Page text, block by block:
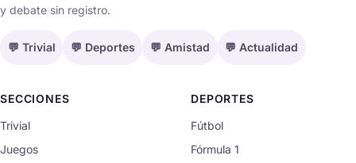
y debate sin registro.
💬 Trivial 💬 Deportes 💬 Amistad 💬 Actualidad
SECCIONES
Trivial
Juegos
DEPORTES
Fútbol
Fórmula 1